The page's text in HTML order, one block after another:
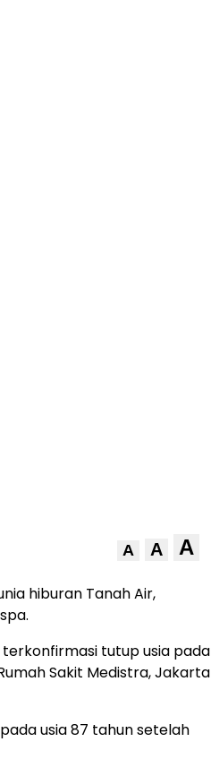
A A A
hiburan Tanah Air,
tutup usia pada
Sakit Medistra, Jakarta
usia 87 tahun setelah